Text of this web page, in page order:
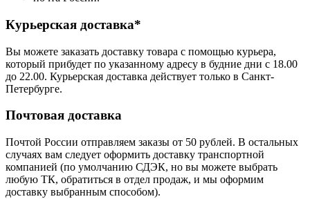
Курьерская доставка*
Вы можете заказать доставку товара с помощью курьера,
который прибудет по указанному адресу в будние дни с 18.00
до 22.00. Курьерская доставка действует только в Санкт-
Петербурге.
Почтовая доставка
Почтой России отправляем заказы от 50 рублей. В остальных
случаях вам следует оформить доставку транспортной
компанией (по умолчанию СДЭК, но вы можете выбрать
любую ТК, обратиться в отдел продаж, и мы оформим
доставку выбранным способом).